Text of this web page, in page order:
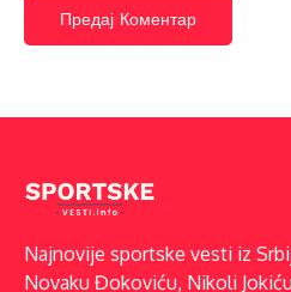
Najnovije sportske vesti iz
Novaku Đokoviću, Nikoli